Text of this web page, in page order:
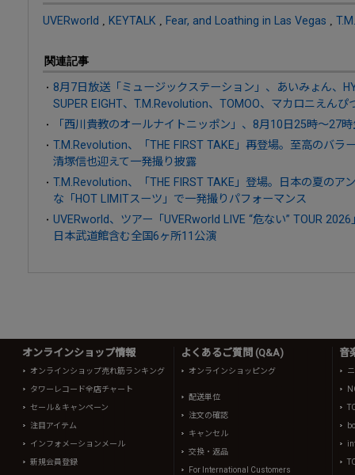
UVERworld KEYTALK Fear, and Loathing in Las Vegas
関連記事
8月7日放送「ミュージックステーション」、あいみょん、
SUPER EIGHT、T.M.Revolution、TOMOO、マカロニえんぴ
「西川貴教のオールナイトニッポン」、8月10日25時～27
T.M.Revolution、「THE FIRST TAKE」再登場。至高のバラ
清塚信也迎えて一発撮り披露
T.M.Revolution、「THE FIRST TAKE」登場。日本の夏のア
な「HOT LIMITスーツ」で一発撮りパフォーマンス
UVERworld、ツアー「UVERworld LIVE “危ない” TOUR
日本武道館含む全国6ヶ所11公演
オンラインショップ情報
オンラインショップ売れ筋ランキング
タワーレコード全店チャート
セール＆キャンペーン
注目アイテム
インフォメーションメール
新規会員登録
よくあるご質問 (Q&A)
オンラインショッピング
配送単位
注文の確認
キャンセル
交換・返品
For International Customers
音